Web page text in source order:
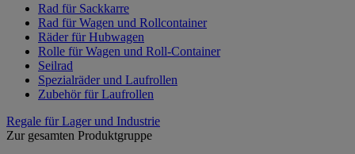
Rad für Sackkarre
Rad für Wagen und Rollcontainer
Räder für Hubwagen
Rolle für Wagen und Roll-Container
Seilrad
Spezialräder und Laufrollen
Zubehör für Laufrollen
Regale für Lager und Industrie
Zur gesamten Produktgruppe